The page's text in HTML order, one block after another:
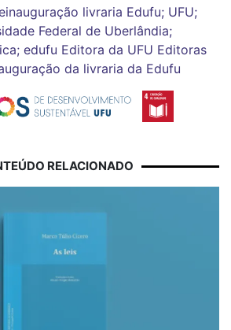
livraria Edufu; UFU;
Federal de Uberlândia;
edufu Editora da UFU Editoras
da livraria da Edufu
RELACIONADO